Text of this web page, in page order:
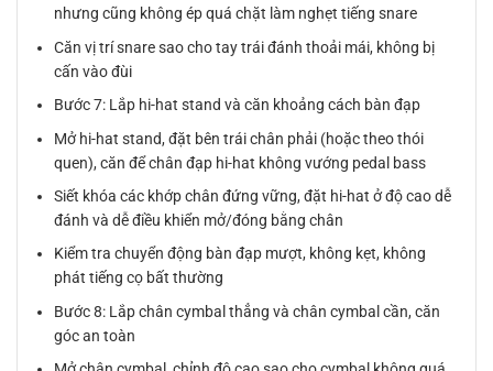
nhưng cũng không ép quá chặt làm nghẹt tiếng snare
Căn vị trí snare sao cho tay trái đánh thoải mái, không bị
cấn vào đùi
Bước 7: Lắp hi-hat stand và căn khoảng cách bàn đạp
Mở hi-hat stand, đặt bên trái chân phải (hoặc theo thói
quen), căn để chân đạp hi-hat không vướng pedal bass
Siết khóa các khớp chân đứng vững, đặt hi-hat ở độ cao dễ
đánh và dễ điều khiển mở/đóng bằng chân
Kiểm tra chuyển động bàn đạp mượt, không kẹt, không
phát tiếng cọ bất thường
Bước 8: Lắp chân cymbal thẳng và chân cymbal cần, căn
góc an toàn